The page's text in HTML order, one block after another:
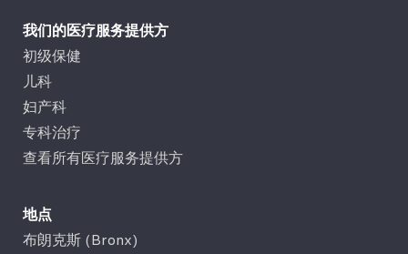
我们的医疗服务提供方
初级保健
儿科
妇产科
专科治疗
查看所有医疗服务提供方
地点
布朗克斯 (Bronx)